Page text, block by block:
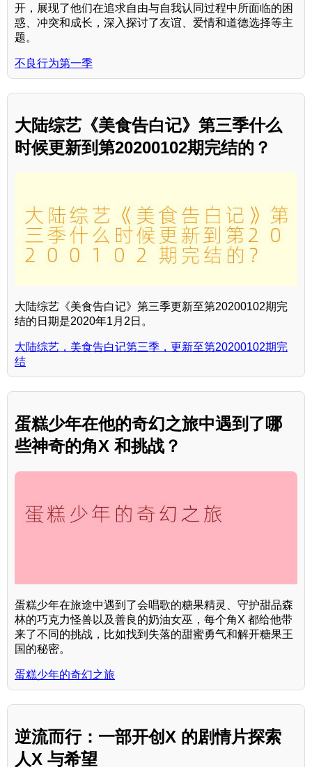
开，展现了他们在追求自由与自我认同过程中所面临的困
惑、冲突和成长，深入探讨了友谊、爱情和道德选择等主
题。
不良行为第一季
大陆综艺《美食告白记》第三季什么
时候更新到第20200102期完结的？
大陆综艺《美食告白记》第三季更新至第20200102期完
结的日期是2020年1月2日。
大陆综艺，美食告白记第三季，更新至第20200102期完
结
蛋糕少年在他的奇幻之旅中遇到了哪
些神奇的角X 和挑战？
蛋糕少年在旅途中遇到了会唱歌的糖果精灵、守护甜品森
林的巧克力怪兽以及善良的奶油女巫，每个角X 都给他带
来了不同的挑战，比如找到失落的甜蜜勇气和解开糖果王
国的秘密。
蛋糕少年的奇幻之旅
逆流而行：一部开创X 的剧情片探索
人X 与希望